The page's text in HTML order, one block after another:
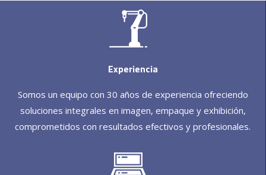
Experiencia
Somos un equipo con 30 años de experiencia ofreciendo
soluciones integrales en imagen, empaque y exhibición,
comprometidos con resultados efectivos y profesionales.